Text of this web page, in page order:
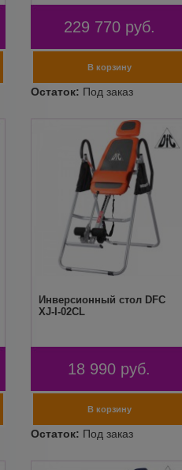
229 770 руб.
Инверсионный стол DFC
XJ-I-02CL
18 990 руб.